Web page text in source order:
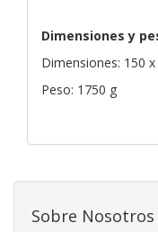
Dimensiones y
Dimensiones: 150
Peso: 1750 g
Sobre Nosotros